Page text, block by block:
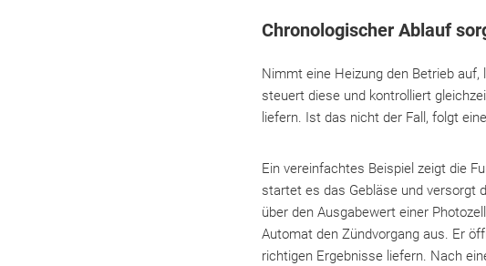
Chronologischer Ablauf
Nimmt eine Heizung den Betrieb
steuert diese und kontrolliert
liefern. Ist das nicht der Fall, folgt eine
Ein vereinfachtes Beispiel zeigt die
startet es das Gebläse und versorgt
über den Ausgabewert einer
Automat den Zündvorgang aus. Er
richtigen Ergebnisse liefern. Nach